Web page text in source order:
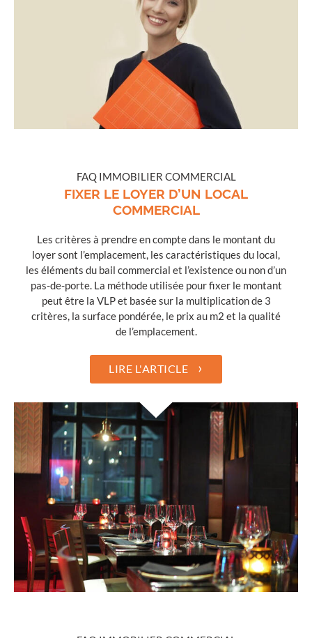
FAQ IMMOBILIER COMMERCIAL
FIXER LE LOYER D’UN LOCAL
COMMERCIAL
Les critères à prendre en compte dans le montant du
loyer sont l’emplacement, les caractéristiques du local,
les éléments du bail commercial et l’existence ou non d’un
pas-de-porte. La méthode utilisée pour fixer le montant
peut être la VLP et basée sur la multiplication de 3
critères, la surface pondérée, le prix au m2 et la qualité
de l’emplacement.
LIRE L'ARTICLE ›